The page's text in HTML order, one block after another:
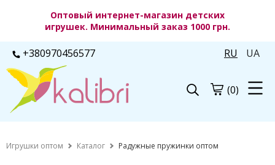
Оптовый интернет-магазин детских
игрушек. Минимальный заказ 1000 грн.
+380970456577 RU UA
(0)
Игрушки оптом Каталог Радужные пружинки оптом